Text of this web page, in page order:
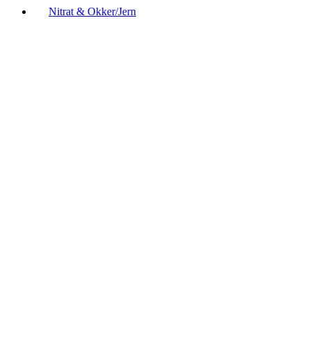
Nitrat & Okker/Jern